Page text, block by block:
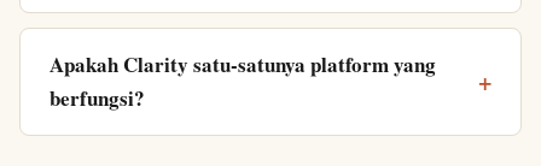
Apakah Clarity satu-satunya platform yang
berfungsi?